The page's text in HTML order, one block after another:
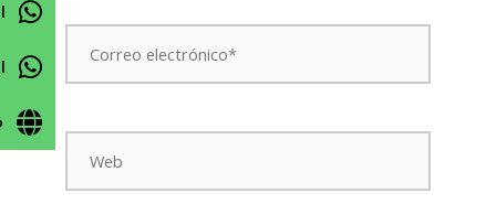
Correo
electrónico*
Web